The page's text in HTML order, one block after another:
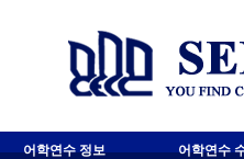
어학연수 정보 어학연수